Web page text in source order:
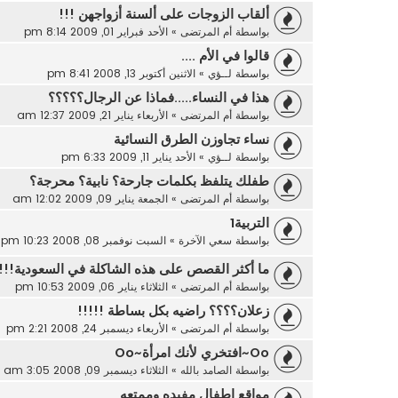
ألقاب الزوجات على ألسنة أزواجهن !!!
بواسطة أم المرتضى » الأحد فبراير 01, 2009 8:14 pm
قالوا في الأم ....
بواسطة لــؤي » الاثنين أكتوبر 13, 2008 8:41 pm
هذا في النساء.....فماذا عن الرجال؟؟؟؟؟
بواسطة أم المرتضى » الأربعاء يناير 21, 2009 12:37 am
نساء تجاوزن الطرق النسائية
بواسطة لــؤي » الأحد يناير 11, 2009 6:33 pm
طفلك يتلفظ بكلمات جارحة؟ نابية؟ محرجة؟
بواسطة أم المرتضى » الجمعة يناير 09, 2009 12:02 am
التربية1
بواسطة سعي الآخرة » السبت نوفمبر 08, 2008 10:23 pm
ما أكثر القصص على هذه الشاكلة في
بواسطة أم المرتضى » الثلاثاء يناير 06, 2009 10:53 pm
زعلان؟؟؟؟ راضيه بكل بساطة !!!!!
بواسطة أم المرتضى » الأربعاء ديسمبر 24, 2008 2:21 pm
Oo~افتخري لأنك امرأة~Oo
بواسطة الصامد بالله » الثلاثاء ديسمبر 09, 2008 3:05 am